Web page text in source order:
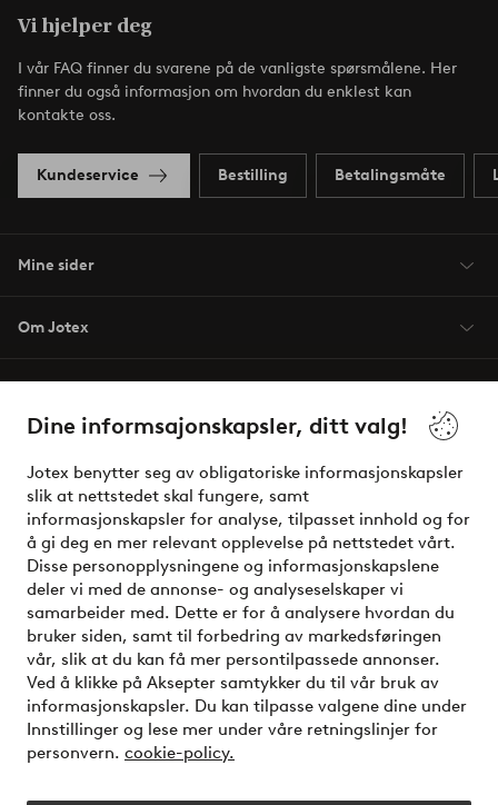
Dine informsajonskapsler, ditt valg!
Jotex benytter seg av obligatoriske informasjonskapsler
slik at nettstedet skal fungere, samt
informasjonskapsler for analyse, tilpasset innhold og for
å gi deg en mer relevant opplevelse på nettstedet vårt.
Disse personopplysningene og informasjonskapslene
deler vi med de annonse- og analyseselskaper vi
samarbeider med. Dette er for å analysere hvordan du
bruker siden, samt til forbedring av markedsføringen
vår, slik at du kan få mer persontilpassede annonser.
Ved å klikke på Aksepter samtykker du til vår bruk av
informasjonskapsler. Du kan tilpasse valgene dine under
Innstillinger og lese mer under våre retningslinjer for
personvern. cookie-policy.
Vi hjelper deg
I vår FAQ finner du svarene på de vanligste spørsmålene. Her
finner du også informasjon om hvordan du enklest kan
kontakte oss.
Kundeservice Bestilling Betalingsmåte
Mine sider
Om Jotex
Venner
Sikre betalinger - Betal direkte eller del opp
Vil du vite mer om våre betalingsalternativer?
elpy